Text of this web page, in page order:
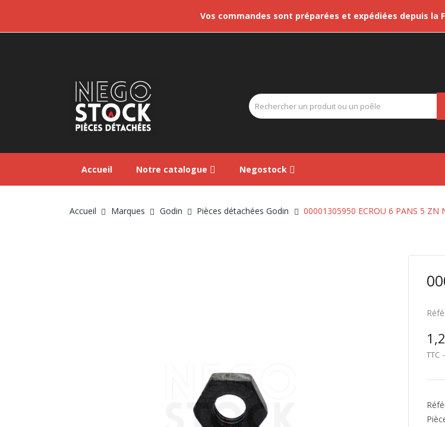
Vos commandes sont préparées et expédiées depuis la
Accueil Notre catalogue Negostock
Accueil Marques Godin Pièces détachées Godin 00001305950 ECROU 6 PANS 5 ZN
TTC